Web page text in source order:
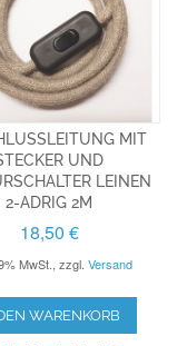
MIT
UND
LEINEN
2-ADRIG 2M
18,50 €
MwSt. ,zzgl.Versand
WARENKORB